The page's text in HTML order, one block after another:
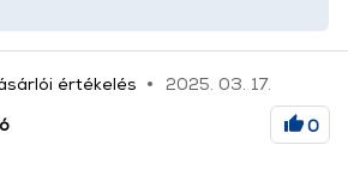
értékelés
2025. 03. 17.
0